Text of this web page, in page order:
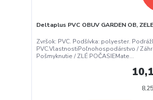
Deltaplus PVC OBUV GARDEN OB,
Zvršok: PVC. Podšívka: polyester.
PVC.VlastnostiPoľnohospodárstvo /
Pošmyknutie / ZLÉ POČASIEMate...